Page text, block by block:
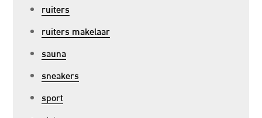
ruiters
ruiters makelaar
sauna
sneakers
sport